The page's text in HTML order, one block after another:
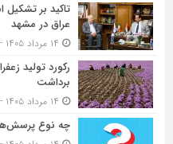
تاکید بر تشکیل
عراق در مشهد
رکورد تولید
برداشت
چه نوع